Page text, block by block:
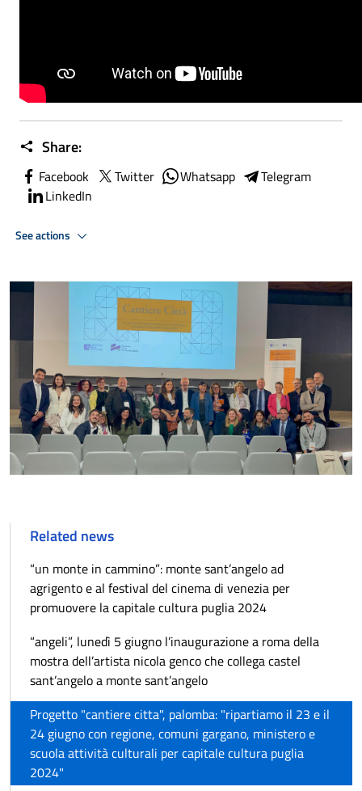
Share:
Facebook Twitter Whatsapp
Telegram
LinkedIn
See actions
Related news
“un monte in cammino”: monte sant’angelo ad
agrigento e al festival del cinema di venezia per
promuovere la capitale cultura puglia 2024
“angeli”, lunedì 5 giugno l’inaugurazione a roma della
mostra dell’artista nicola genco che collega castel
sant’angelo a monte sant’angelo
Progetto "cantiere citta", palomba: "ripartiamo il 23 e il
24 giugno con regione, comuni gargano, ministero e
scuola attività culturali per capitale cultura puglia
2024"